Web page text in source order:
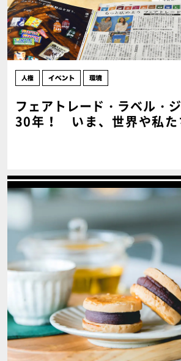
フェアトレード・ラベル・
30年！ いま、世界や私た